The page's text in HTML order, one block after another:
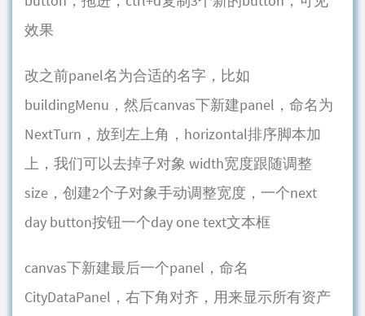
效果
改之前panel名为合适的名字，比如
buildingMenu，然后canvas下新建panel，命名为
NextTurn，放到左上角，horizontal排序脚本加
上，我们可以去掉子对象 width宽度跟随调整
size，创建2个子对象手动调整宽度，一个next
day button按钮一个day one text文本框
canvas下新建最后一个panel，命名
CityDataPanel，右下角对齐，用来显示所有资产